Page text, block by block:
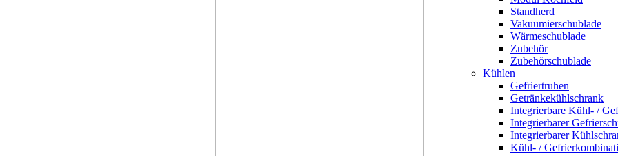
Standherd
Vakuumierschublade
Wärmeschublade
Zubehör
Zubehörschublade
Kühlen
Gefriertruhen
Getränkekühlschrank
Integrierbare Kühl- /
Integrierbarer
Integrierbarer
Kühl- /